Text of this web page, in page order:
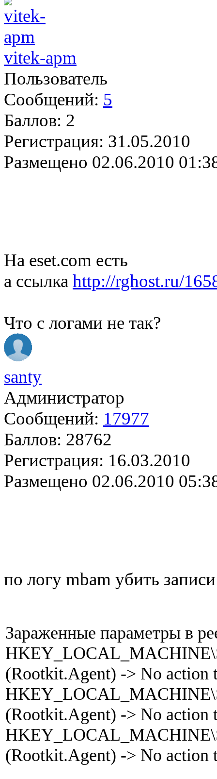
vitek-apm
Пользователь
Сообщений: 5
Баллов: 2
Регистрация: 31.05.2010
Размещено 02.06.2010
На eset.com есть
а ссылка http://rghost.ru/
Что с логами не так?
santy
Администратор
Сообщений: 17977
Баллов: 28762
Регистрация: 16.03.2010
Размещено 02.06.2010
по логу mbam убить
Зараженные параметры в
(Rootkit.Agent) -> No action
(Rootkit.Agent) -> No action
(Rootkit.Agent) -> No action